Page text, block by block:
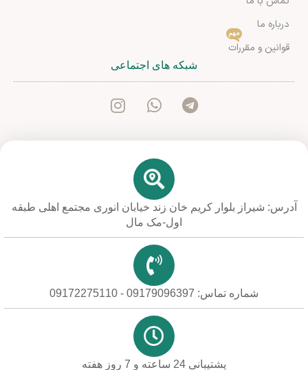
درباره ما
قوانین و مقررات
مهم
شبکه های اجتماعی
آدرس: شیراز بلوار کریم خان زند خیابان انوری مجتمع اهلی طبقه
اول-مک مال
شماره تماس: 09179096397 - 09172275110
پشتیبانی 24 ساعته و 7 روز هفته